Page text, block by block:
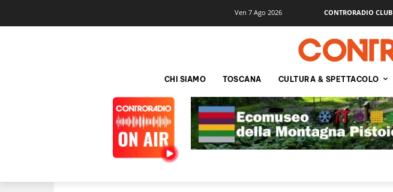
Ven 7 Ago 2026 CONTRORADIO CLUB
CHI SIAMO TOSCANA CULTURA & SPETTACOLO